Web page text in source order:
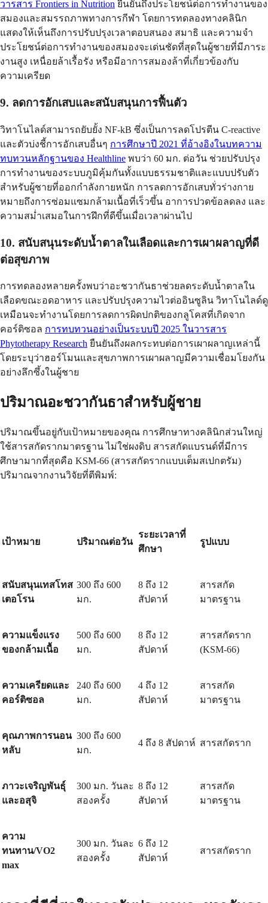
วารสาร Frontiers in Nutrition ยืนยันถึงประโยชน์ต่อการทำงานของ
สมองและสมรรถภาพทางการกีฬา โดยการทดลองทางคลินิก
แสดงให้เห็นถึงการปรับปรุงเวลาตอบสนอง สมาธิ และความจำ
ประโยชน์ต่อการทำงานของสมองจะเด่นชัดที่สุดในผู้ชายที่มีภาระ
งานสูง เหนื่อยล้าเรื้อรัง หรือมีอาการสมองล้าที่เกี่ยวข้องกับ
ความเครียด
9. ลดการอักเสบและสนับสนุนการฟื้นตัว
วิทาโนไลด์สามารถยับยั้ง NF-kB ซึ่งเป็นการลดโปรตีน C-reactive
และตัวบ่งชี้การอักเสบอื่นๆ การศึกษาปี 2021 ที่อ้างอิงในบทความ
ทบทวนหลักฐานของ Healthline พบว่า 60 มก. ต่อวัน ช่วยปรับปรุง
การทำงานของระบบภูมิคุ้มกันทั้งแบบธรรมชาติและแบบปรับตัว
สำหรับผู้ชายที่ออกกำลังกายหนัก การลดการอักเสบทั่วร่างกาย
หมายถึงการซ่อมแซมกล้ามเนื้อที่เร็วขึ้น อาการปวดข้อลดลง และ
ความสม่ำเสมอในการฝึกที่ดีขึ้นเมื่อเวลาผ่านไป
10. สนับสนุนระดับน้ำตาลในเลือดและการเผาผลาญที่ดี
ต่อสุขภาพ
การทดลองหลายครั้งพบว่าอะชวากันธาช่วยลดระดับน้ำตาลใน
เลือดขณะอดอาหาร และปรับปรุงความไวต่ออินซูลิน วิทาโนไลด์ดู
เหมือนจะทำงานโดยการลดการผิดปกติของกลูโคสที่เกิดจาก
คอร์ติซอล การทบทวนอย่างเป็นระบบปี 2025 ในวารสาร
Phytotherapy Research ยืนยันถึงผลกระทบต่อการเผาผลาญเหล่านี้
โดยระบุว่าฮอร์โมนและสุขภาพการเผาผลาญมีความเชื่อมโยงกัน
อย่างลึกซึ้งในผู้ชาย
ปริมาณอะชวากันธาสำหรับผู้ชาย
ปริมาณขึ้นอยู่กับเป้าหมายของคุณ การศึกษาทางคลินิกส่วนใหญ่
ใช้สารสกัดรากมาตรฐาน ไม่ใช่ผงดิบ สารสกัดแบรนด์ที่มีการ
ศึกษามากที่สุดคือ KSM-66 (สารสกัดรากแบบเต็มสเปกตรัม)
ปริมาณจากงานวิจัยที่ตีพิมพ์:
เป้าหมาย ปริมาณต่อวัน
ระยะเวลาที่
ศึกษา
รูปแบบ
สนับสนุนเทสโทส
เตอโรน
300 ถึง 600
มก.
8 ถึง 12
สัปดาห์
สารสกัด
มาตรฐาน
ความแข็งแรง
ของกล้ามเนื้อ
500 ถึง 600
มก.
8 ถึง 12
สัปดาห์
สารสกัดราก
(KSM-66)
ความเครียดและ
คอร์ติซอล
240 ถึง 600
มก.
4 ถึง 12
สัปดาห์
สารสกัด
มาตรฐาน
คุณภาพการนอน
หลับ
300 ถึง 600
มก.
4 ถึง 8 สัปดาห์ สารสกัดราก
ภาวะเจริญพันธุ์
และอสุจิ
300 มก. วันละ
สองครั้ง
8 ถึง 12
สัปดาห์
สารสกัด
มาตรฐาน
ความ
ทนทาน/VO2
max
300 มก. วันละ
สองครั้ง
6 ถึง 12
สัปดาห์
สารสกัดราก